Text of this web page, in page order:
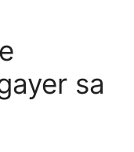
sa